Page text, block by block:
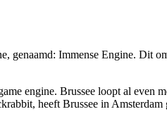
Immense Engine. Dit
engine. Brussee loopt al even
heeft Brussee in Amsterdam